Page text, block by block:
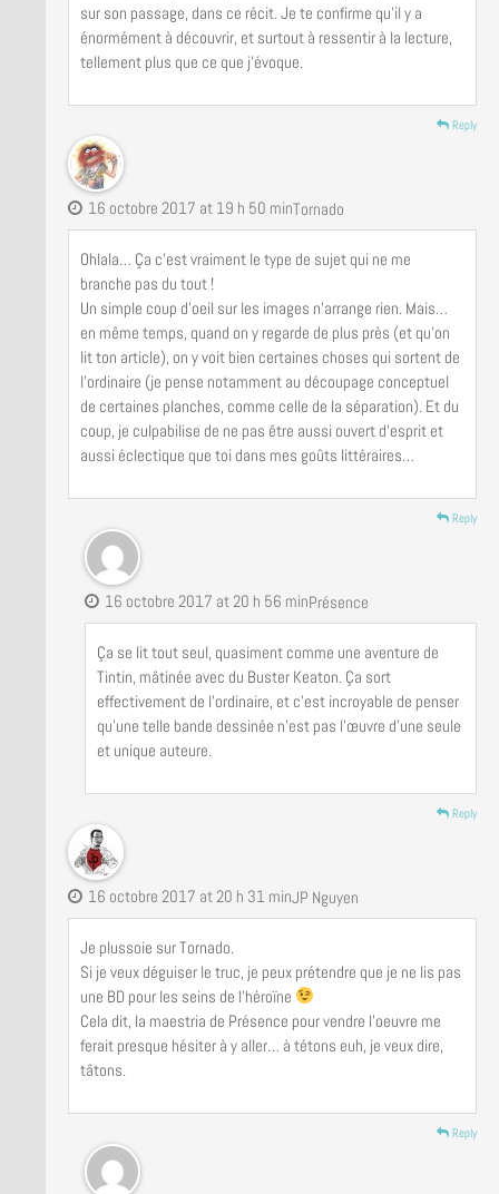
sur son passage, dans ce récit. Je te confirme qu’il y a
énormément à découvrir, et surtout à ressentir à la lecture,
tellement plus que ce que j’évoque.
Reply
Tornado
16 octobre 2017 at 19 h 50 min
Ohlala… Ça c’est vraiment le type de sujet qui ne me
branche pas du tout !
Un simple coup d’oeil sur les images n’arrange rien. Mais…
en même temps, quand on y regarde de plus près (et qu’on
lit ton article), on y voit bien certaines choses qui sortent de
l’ordinaire (je pense notamment au découpage conceptuel
de certaines planches, comme celle de la séparation). Et du
coup, je culpabilise de ne pas être aussi ouvert d’esprit et
aussi éclectique que toi dans mes goûts littéraires…
Reply
Présence
16 octobre 2017 at 20 h 56 min
Ça se lit tout seul, quasiment comme une aventure de
Tintin, mâtinée avec du Buster Keaton. Ça sort
effectivement de l’ordinaire, et c’est incroyable de penser
qu’une telle bande dessinée n’est pas l’œuvre d’une seule
et unique auteure.
Reply
JP Nguyen
16 octobre 2017 at 20 h 31 min
Je plussoie sur Tornado.
Si je veux déguiser le truc, je peux prétendre que je ne lis pas
une BD pour les seins de l’héroïne
Cela dit, la maestria de Présence pour vendre l’oeuvre me
ferait presque hésiter à y aller… à tétons euh, je veux dire,
tâtons.
Reply